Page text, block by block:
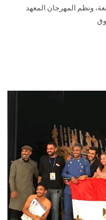
ونظم المهرجان المعهد